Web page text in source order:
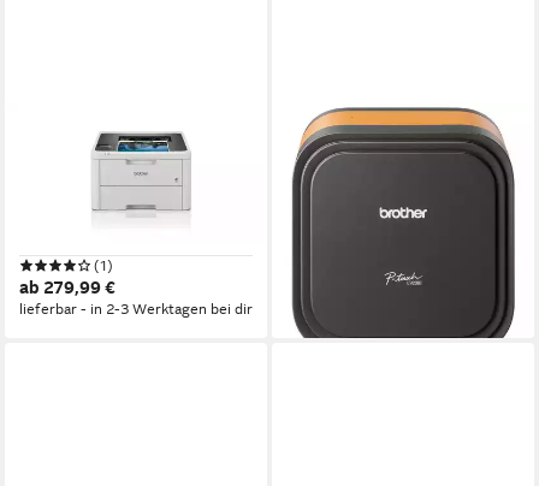
Brother HL-L3220CW
Farblaserdrucker
2.400 x 600 dpi dpi
Auflösung Farb Druck
(1)
ab 279,99 €
lieferbar - in 2-3 Werktagen bei dir
BROTHER
Etikettendrucker Direkt
Wärme 360 x 360 dpi
Etikettenbreite (max): 36
lieferbar - in 4-5 Werktagen bei dir